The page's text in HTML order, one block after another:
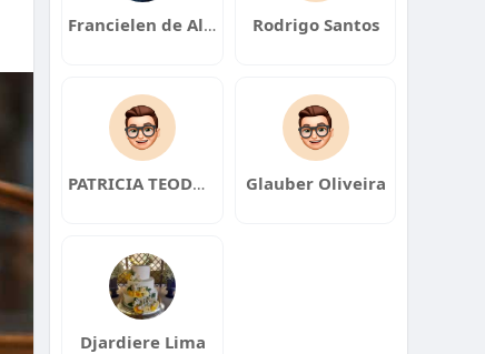
Francielen de Almeida Rodrigo Santos
PATRICIA TEODOZIO Glauber Oliveira
Djardiere Lima